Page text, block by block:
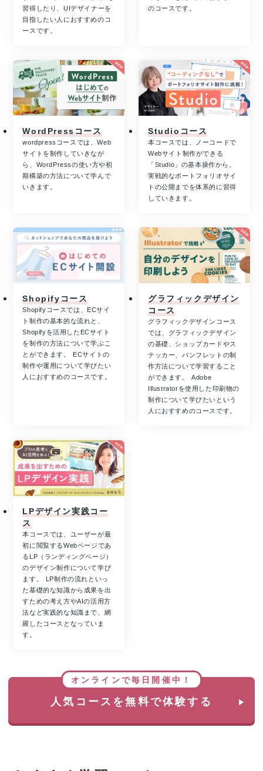
習得したり、UIデザイナーを
目指したい人におすすめのコ
ースです。
のコースです。
WordPressコース
wordpressコースでは、Web
サイトを制作していきなが
ら、WordPressの使い方や初
期構築の方法について学んで
いきます。
Studioコース
本コースでは、ノーコードで
Webサイト制作ができる
「Studio」の基本操作から、
実戦的なポートフォリオサイ
トの公開までを体系的に習得
していきます。
Shopifyコース
Shopifyコースでは、ECサイ
ト制作の基本的な流れと、
Shopifyを活用したECサイト
を制作の方法について学ぶこ
とができます。 ECサイトの
制作や運用について学びたい
人におすすめのコースです。
グラフィックデザイン
コース
グラフィックデザインコース
では、グラフィックデザイン
の基礎、ショップカードやス
テッカー、パンフレットの制
作方法について学習すること
ができます。 Adobe
Illustratorを使用した印刷物の
制作について学びたいという
人におすすめのコースです。
LPデザイン実践コー
ス
本コースでは、ユーザーが最
初に閲覧するWebページであ
るLP（ランディングページ）
のデザイン制作について学び
ます。 LP制作の流れといっ
た基礎的な知識から成果を出
すための考え方やAIの活用方
法など実践的な知識まで、網
羅したコースとなっていま
す。
オンラインで毎日開催中！
人気コースを無料で体験する